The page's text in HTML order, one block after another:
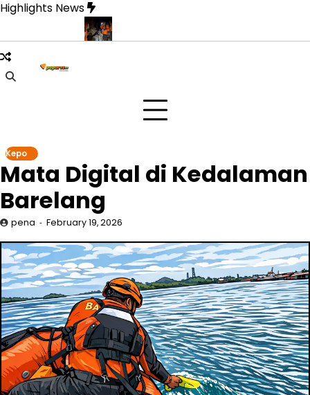
Skip
content
Highlights News
Pulang
Kepo
Mata Digital di Kedalaman
Barelang
pena February 19, 2026